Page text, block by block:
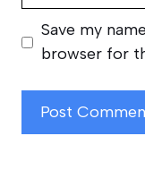
Save my
browser for